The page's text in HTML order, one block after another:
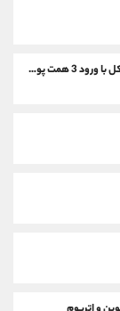
بورس 9 تیر 1405؛ رشد 68 هزار واحدی شاخص کل با ورود 3 همت پول حقیقی